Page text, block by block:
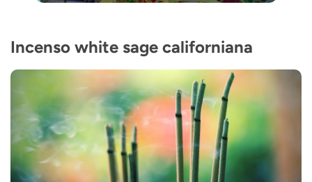
Incenso white sage californiana